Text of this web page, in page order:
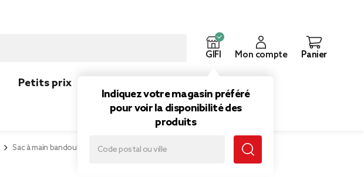
GIFI
Indiquez votre magasin préféré
pour voir la disponibilité des
produits
Mon compte Panier
Petits prix
Sac à main bandoulière simili 21x7xH11,5cm (3 modèles)